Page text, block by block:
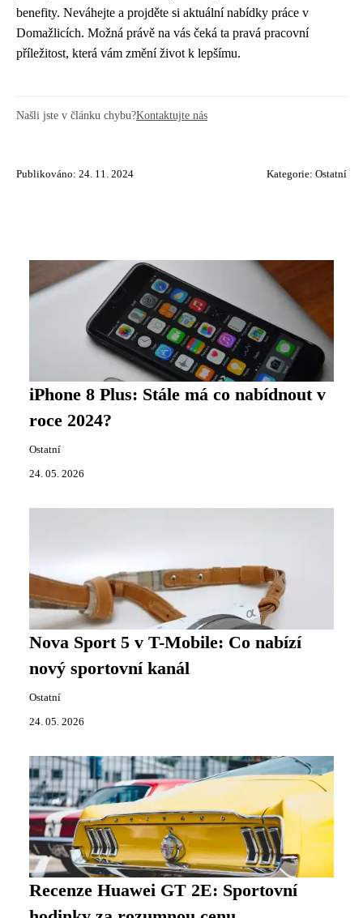
benefity. Neváhejte a projděte si aktuální nabídky práce v
Domažlicích. Možná právě na vás čeká ta pravá pracovní
příležitost, která vám změní život k lepšímu.
Našli jste v článku chybu?Kontaktujte nás
Publikováno: 24. 11. 2024 Kategorie: Ostatní
iPhone 8 Plus: Stále má co nabídnout v
roce 2024?
Ostatní
24. 05. 2026
Nova Sport 5 v T-Mobile: Co nabízí
nový sportovní kanál
Ostatní
24. 05. 2026
Recenze Huawei GT 2E: Sportovní